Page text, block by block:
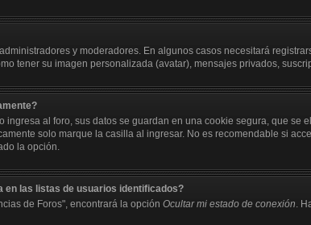
y moderadores. En algunos casos necesitará
tener su imagen personalizada (avatar), mensajes privados,
ingresa al foro, sus datos se guardan en una cookie segura, que
solo marque la casilla al ingresar. No es recomendable si
la opción.
en las listas de usuarios identificados?
de Foros", encontrará la opción Ocultar mi estado de conexión.